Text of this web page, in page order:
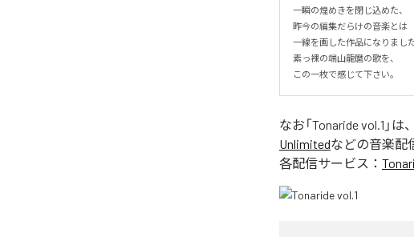
一瞬の煌めきを閉じ込めた、
昨今の編集だらけの音楽とは
一線を画した作品になりました
素っ裸の端山龍麿の歌を、
この一枚で感じて下さい。
なお「Tonaride vol.1 」は、
Unlimitedなどの音楽配
各配信サービス：